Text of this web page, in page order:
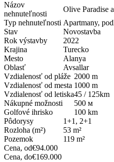
Názov
nehnuteľnosti
Olive Paradise
Typ nehnuteľnosti Apartmany,
Stav
Novostavba
Rok výstavby
2022
Krajina
Turecko
Mesto
Alanya
Oblasť
Avsallar
Vzdialenosť od pláže 2000 m
Vzdialenosť od mesta 1000 m
Vzdialenosť od letiska45 / 125km
Nákupné možnosti
500 м
Golfové ihrisko
100 km
Pôdorysy
1+1, 2+1
Rozloha (m²)
53 m²
Pozemok
119 m²
Cena, od€94.000
Cena, do€169.000